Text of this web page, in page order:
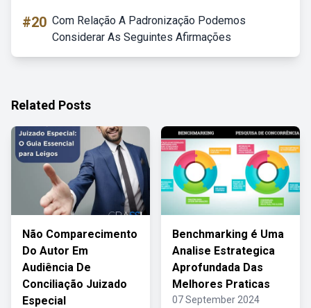
#20 Com Relação A Padronização Podemos
Considerar As Seguintes Afirmações
Related Posts
Não Comparecimento
Do Autor Em
Audiência De
Conciliação Juizado
Especial
Benchmarking é Uma
Analise Estrategica
Aprofundada Das
Melhores Praticas
07 September 2024